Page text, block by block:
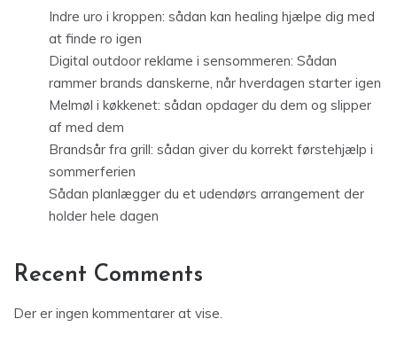
Indre uro i kroppen: sådan kan healing hjælpe dig med
at finde ro igen
Digital outdoor reklame i sensommeren: Sådan
rammer brands danskerne, når hverdagen starter igen
Melmøl i køkkenet: sådan opdager du dem og slipper
af med dem
Brandsår fra grill: sådan giver du korrekt førstehjælp i
sommerferien
Sådan planlægger du et udendørs arrangement der
holder hele dagen
Recent Comments
Der er ingen kommentarer at vise.